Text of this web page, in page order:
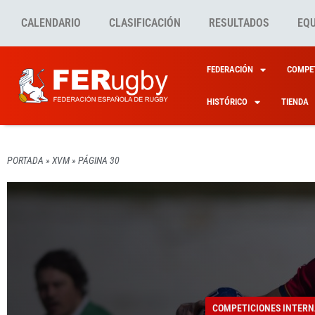
CALENDARIO CLASIFICACIÓN RESULTADOS
FEDERACIÓN
HISTÓRICO TIENDA
PORTADA » XVM» PÁGINA 30
EL
YA
XV
COMPETICIONES